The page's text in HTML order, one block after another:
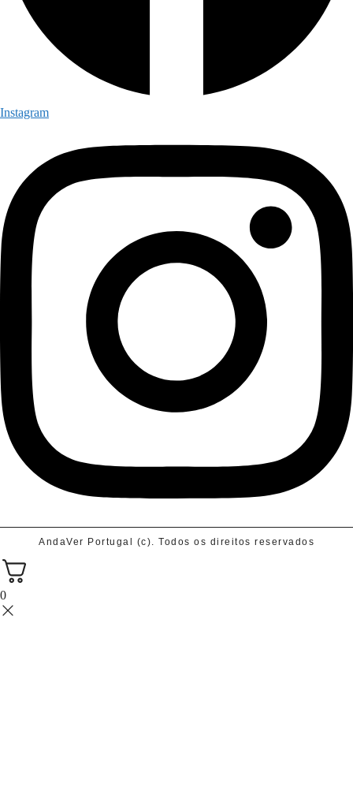
Instagram
AndaVer Portugal (c). Todos os direitos reservados
0